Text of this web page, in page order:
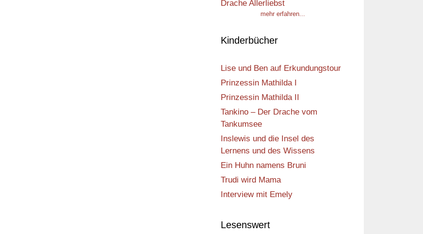
mehr erfahren...
Kinderbücher
Lise und Ben auf Erkundungstour
Prinzessin Mathilda I
Prinzessin Mathilda II
Tankino – Der Drache vom
Tankumsee
Inslewis und die Insel des
Lernens und des Wissens
Ein Huhn namens Bruni
Trudi wird Mama
Interview mit Emely
Lesenswert